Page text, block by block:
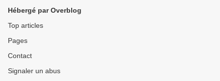
négatif fondateur)
Hébergé par Overblog
Top articles
Pages
Contact
Signaler un abus